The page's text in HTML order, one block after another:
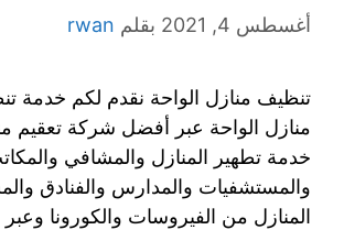
أغسطس 4, 2021 بقلم rwan
تنظيف منازل الواحة نقدم لكم خدمة
منازل الواحة عبر أفضل شركة تعقيم
خدمة تطهير المنازل والمشافي
والمستشفيات والمدارس والفنادق
المنازل من الفيروسات والكورونا